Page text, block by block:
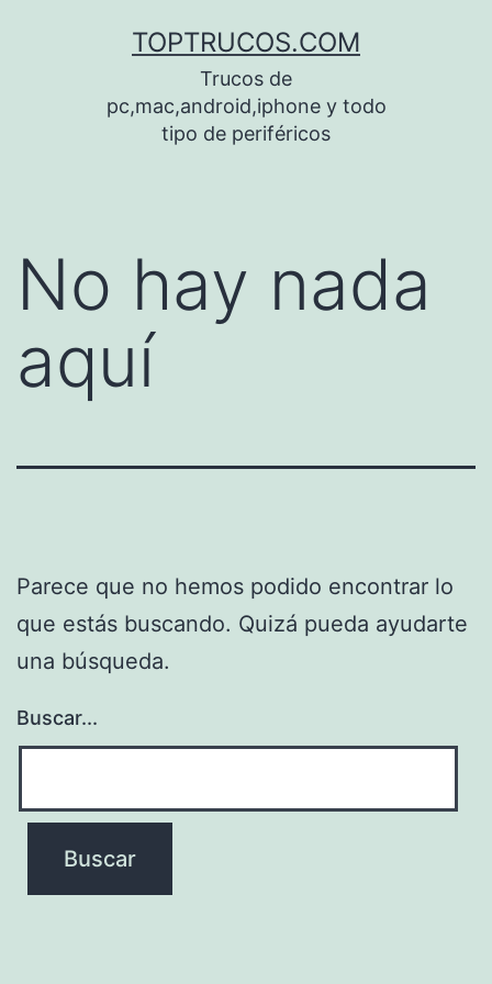
TOPTRUCOS.COM
Trucos de
pc,mac,android,iphone y todo
tipo de periféricos
No hay nada
aquí
Parece que no hemos podido encontrar lo
que estás buscando. Quizá pueda ayudarte
una búsqueda.
Buscar...